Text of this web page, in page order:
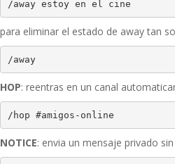
/away estoy en el cine
para eliminar el estado de away tan
/away
HOP: reentras en un canal
/hop #amigos-online
NOTICE: envia un mensaje privado